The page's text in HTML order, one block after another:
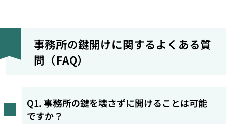
事務所の鍵開けに関するよくある質
問（FAQ）
Q1. 事務所の鍵を壊さずに開けることは可能
ですか？